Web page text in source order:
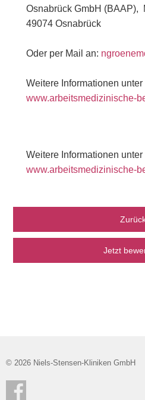
Osnabrück GmbH (BAAP),
49074 Osnabrück
Oder per Mail an:
Weitere Informationen unter
www.arbeitsmedizinische-
Weitere Informationen unter
www.arbeitsmedizinische-
Jetzt
© 2026 Niels-Stensen-Kliniken GmbH